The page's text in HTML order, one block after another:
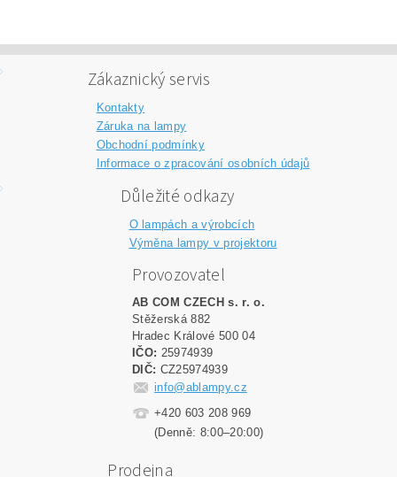
Zákaznický servis
Kontakty
Záruka na lampy
Obchodní podmínky
Informace o zpracování osobních údajů
Důležité odkazy
O lampách a výrobcích
Výměna lampy v projektoru
Provozovatel
AB COM CZECH s. r. o.
Stěžerská 882
Hradec Králové 500 04
IČO: 25974939
DIČ: CZ25974939
info@ablampy.cz
+420 603 208 969
(Denně: 8:00–20:00)
Prodejna